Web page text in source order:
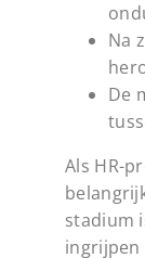
Na
De
Als HR-
stadium
ingrijpen